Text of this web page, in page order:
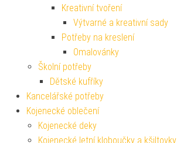
Kreativní tvoření
Výtvarné a kreativní sady
Potřeby na kreslení
Omalovánky
Školní potřeby
Dětské kufříky
Kancelářské potřeby
Kojenecké oblečení
Kojenecké deky
Kojenecké letní kloboučky a kšiltovky